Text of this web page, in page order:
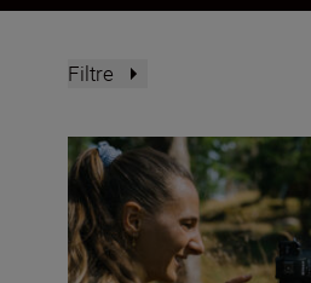
Filtre
Inside the numbers on the